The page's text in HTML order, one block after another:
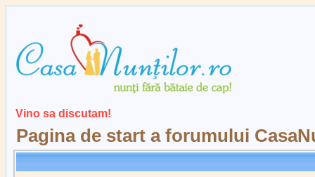
Vino sa discutam!
Pagina de start a forumului